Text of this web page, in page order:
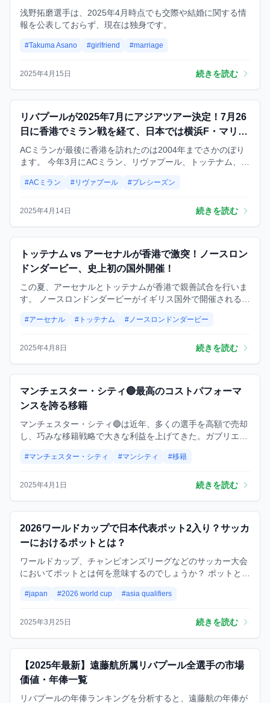
浅野拓磨選手は、2025年4月時点でも交際や結婚に関する情
報を公表しておらず、現在は独身です。
#Takuma Asano #girlfriend #marriage
2025年4月15日 続きを読む
試合
リバプールが2025年7月にアジアツアー決定！7月26
日に香港でミラン戦を経て、日本では横浜F・マリノ
スと対戦へ
ACミランが最後に香港を訪れたのは2004年までさかのぼり
ます。 今年3月にACミラン、リヴァプール、トッテナム、ア
を行うことを突然発表しました。 訪問予定地には香港やシン
お、リヴァプールだけが日本のスポンサー企業との関係や遠
#ACミラン #リヴァプール #プレシーズン
2025年4月14日 続きを読む
試合
トッテナム vs アーセナルが香港で激突！ノースロン
ドンダービー、史上初の国外開催！
この夏、アーセナルとトッテナムが香港で親善試合を行いま
す。 ノースロンドンダービーがイギリス国外で開催されるの
ナルOB、バカリ・サニャは記者会見で次のようにコメント
ンダービーはやっぱり特別な試合だ。 アーセナルとトッテナ
#アーセナル #トッテナム #ノースロンドンダービー
2025年4月8日 続きを読む
予想
マンチェスター・シティ🔵最高のコストパフォーマ
ンスを誇る移籍
マンチェスター・シティ🔵は近年、多くの選手を高額で売却
し、巧みな移籍戦略で大きな利益を上げてきた。ガブリエ
ど、適切なタイミングで放出された選手たちは、クラブにも
ェズスの売却は、シティにとって最高のコストパフォーマン
#マンチェスター・シティ #マンシティ #移籍
2025年4月1日 続きを読む
試合
2026ワールドカップで日本代表ポット2入り？サッカ
ーにおけるポットとは？
ワールドカップ、チャンピオンズリーグなどのサッカー大会
においてポットとは何を意味するのでしょうか？ ポットと
近い代表チームが同じポットに振り分けられ、各グループに
より、強豪国同士が同じグループにならないように、グルー
#japan #2026 world cup #asia qualifiers
2025年3月25日 続きを読む
試合
【2025年最新】遠藤航所属リバプール全選手の市場
価値・年俸一覧
リバプールの年俸ランキングを分析すると、遠藤航の年俸が